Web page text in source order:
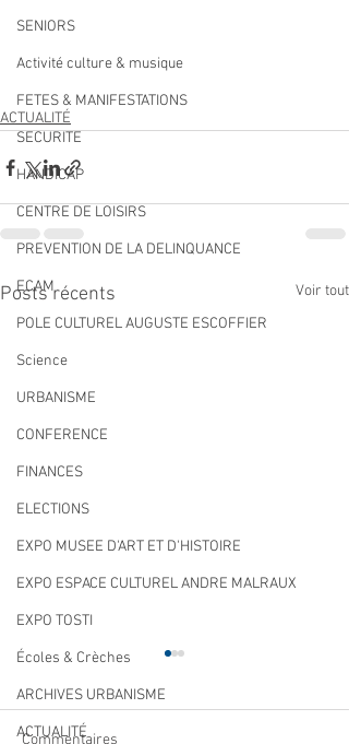
SENIORS
Activité culture & musique
FETES & MANIFESTATIONS
SECURITE
HANDICAP
CENTRE DE LOISIRS
PREVENTION DE LA DELINQUANCE
ECAM
POLE CULTUREL AUGUSTE ESCOFFIER
Science
URBANISME
CONFERENCE
FINANCES
ELECTIONS
EXPO MUSEE D'ART ET D'HISTOIRE
EXPO ESPACE CULTUREL ANDRE MALRAUX
EXPO TOSTI
Écoles & Crèches
ARCHIVES URBANISME
ACTUALITÉ
ACTUALITÉ
Posts récents Voir tout